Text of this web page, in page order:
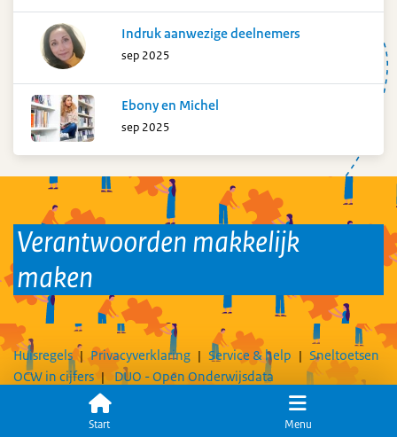
Start Menu
Indruk aanwezige deelnemers
sep 2025
Ebony en Michel
sep 2025
Verantwoorden makkelijk
maken
Huisregels Privacyverklaring Service & help
Sneltoetsen
OCW in cijfers
DUO - Open Onderwijsdata
Volg ons op